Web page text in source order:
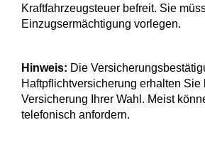
Kraftfahrzeugsteuer befreit. Sie
Einzugsermächtigung vorlegen.
Hinweis: Die
Haftpflichtversicherung erhalten Sie
Versicherung Ihrer Wahl. Meist
telefonisch anfordern.